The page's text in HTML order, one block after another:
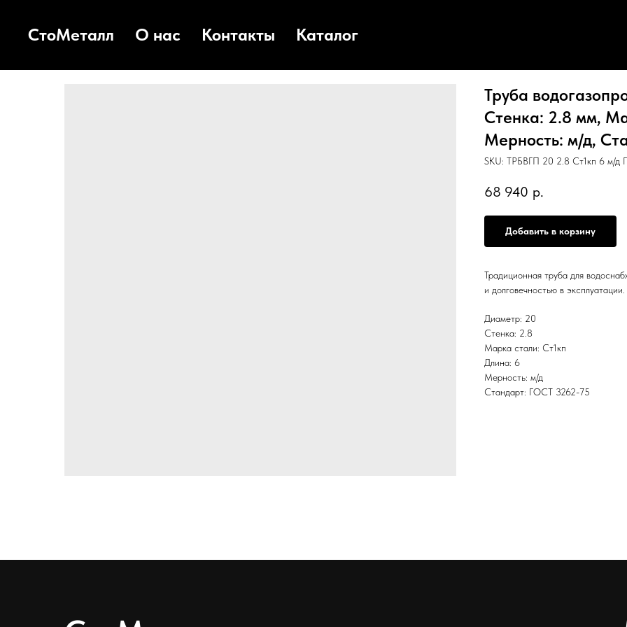
СтоМеталл О нас Контакты Каталог
Труба
Стенка: 2.8 мм,
Мерность: м/д,
SKU: ТРБВГП 20 2.8 Ст1кп 6 м/д
68 940 р.
Добавить в корзину
Традиционная труба для
и долговечностью в эксплуатации.
Диаметр: 20
Стенка: 2.8
Марка стали: Ст1кп
Длина: 6
Мерность: м/д
Стандарт: ГОСТ 3262-75